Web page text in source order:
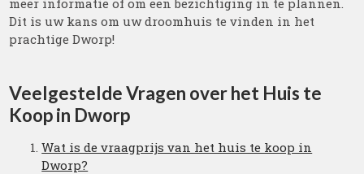
meer informatie of om een bezichtiging in te plannen.
Dit is uw kans om uw droomhuis te vinden in het
prachtige Dworp!
Veelgestelde Vragen over het Huis te
Koop in Dworp
Wat is de vraagprijs van het huis te koop in
Dworp?